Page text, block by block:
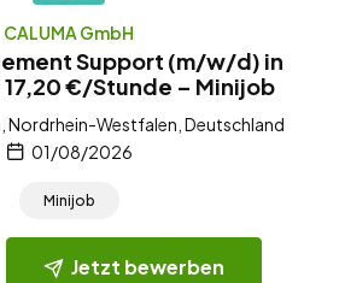
CALUMA GmbH
Support (m/w/d) in
€/Stunde – Minijob
Nordrhein-Westfalen, Deutschland
01/08/2026
Minijob
Jetzt bewerben